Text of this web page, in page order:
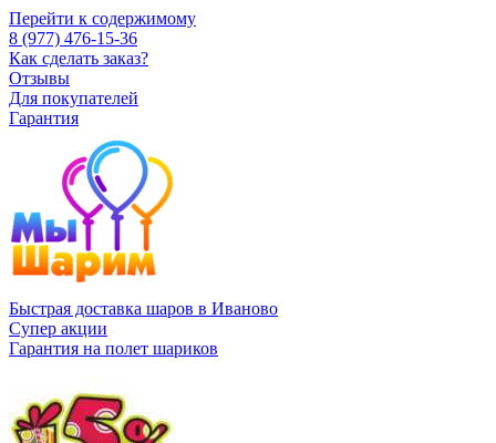
Перейти к содержимому
8 (977) 476-15-36
Как сделать заказ?
Отзывы
Для покупателей
Гарантия
Быстрая доставка шаров в Иваново
Супер акции
Гарантия на полет шариков